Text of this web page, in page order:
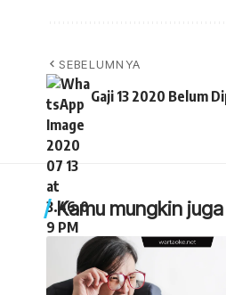
SEBELUMNYA
Gaji 13 2020 Belum
Kamu mungkin